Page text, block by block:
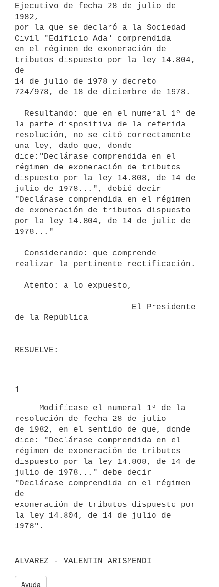
Ejecutivo de fecha 28 de julio de
1982,
por la que se declaró a la Sociedad
Civil "Edificio Ada" comprendida
en el régimen de exoneración de
tributos dispuesto por la ley 14.804,
de
14 de julio de 1978 y decreto
724/978, de 18 de diciembre de 1978.
la parte dispositiva de la referida
resolución, no se citó correctamente
una ley, dado que, donde
dice:"Declárase comprendida en el
régimen de exoneración de tributos
dispuesto por la ley 14.808, de 14 de
julio de 1978...", debió decir
"Declárase comprendida en el régimen
de exoneración de tributos dispuesto
por la ley 14.804, de 14 de julio de
1978..."
realizar la pertinente rectificación.
de la República
1
resolución de fecha 28 de julio
de 1982, en el sentido de que, donde
dice: "Declárase comprendida en el
régimen de exoneración de tributos
dispuesto por la ley 14.808, de 14 de
julio de 1978..." debe decir
"Declárase comprendida en el régimen
de
exoneración de tributos dispuesto por
la ley 14.804, de 14 de julio de
Ayuda